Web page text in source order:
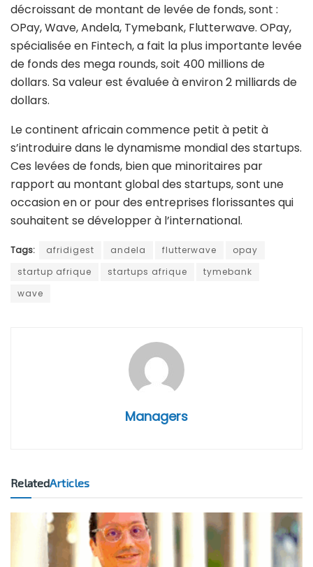
décroissant de montant de levée de fonds, sont :
OPay, Wave, Andela, Tymebank, Flutterwave. OPay,
spécialisée en Fintech, a fait la plus importante levée
de fonds des mega rounds, soit 400 millions de
dollars. Sa valeur est évaluée à environ 2 milliards de
dollars.
Le continent africain commence petit à petit à
s’introduire dans le dynamisme mondial des startups.
Ces levées de fonds, bien que minoritaires par
rapport au montant global des startups, sont une
occasion en or pour des entreprises florissantes qui
souhaitent se développer à l’international.
Tags: afridigest andela flutterwave
opay
startup afrique
startups afrique
tymebank
wave
Managers
RelatedArticles